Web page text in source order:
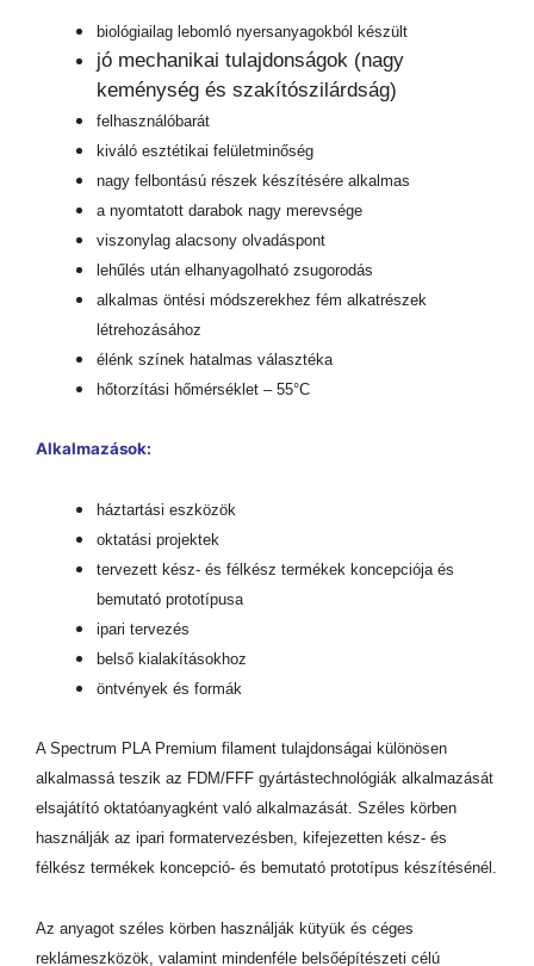
biológiailag lebomló nyersanyagokból készült
jó mechanikai tulajdonságok (nagy
keménység és szakítószilárdság)
felhasználóbarát
kiváló esztétikai felületminőség
nagy felbontású részek készítésére alkalmas
a nyomtatott darabok nagy merevsége
viszonylag alacsony olvadáspont
lehűlés után elhanyagolható zsugorodás
alkalmas öntési módszerekhez fém alkatrészek
létrehozásához
élénk színek hatalmas választéka
hőtorzítási hőmérséklet – 55°C
Alkalmazások:
háztartási eszközök
oktatási projektek
tervezett kész- és félkész termékek koncepciója és
bemutató prototípusa
ipari tervezés
belső kialakításokhoz
öntvények és formák
A Spectrum PLA Premium filament tulajdonságai különösen
alkalmassá teszik az FDM/FFF gyártástechnológiák alkalmazását
elsajátító oktatóanyagként való alkalmazását. Széles körben
használják az ipari formatervezésben, kifejezetten kész- és
félkész termékek koncepció- és bemutató prototípus készítésénél.
Az anyagot széles körben használják kütyük és céges
reklámeszközök, valamint mindenféle belsőépítészeti célú